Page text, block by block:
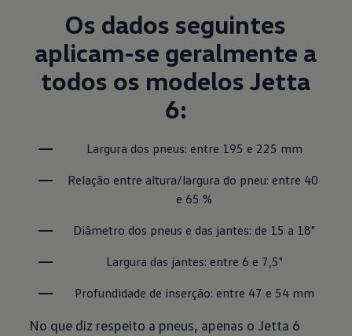
Os dados seguintes
aplicam-se geralmente a
todos os modelos Jetta
6:
Largura dos pneus: entre 195 e 225 mm
Relação entre altura/largura do pneu: entre 40
e 65 %
Diâmetro dos pneus e das jantes: de 15 a 18"
Largura das jantes: entre 6 e 7,5"
Profundidade de inserção: entre 47 e 54 mm
No que diz respeito a pneus, apenas o Jetta 6